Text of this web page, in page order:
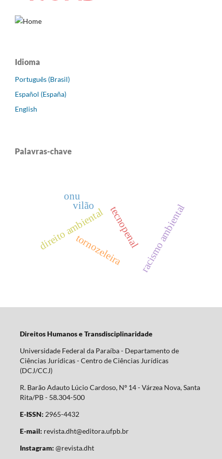
Idioma
Português (Brasil)
Español (España)
English
Palavras-chave
tornozeleira
tecnopenal
vilão
direito ambiental racismo ambiental
onu
Direitos Humanos e Transdisciplinaridade
Universidade Federal da Paraíba - Departamento de
Ciências Jurídicas - Centro de Ciências Jurídicas
(DCJ/CCJ)
R. Barão Adauto Lúcio Cardoso, Nº 14 - Várzea Nova, Santa
Rita/PB - 58.304-500
E-ISSN: 2965-4432
E-mail: revista.dht@editora.ufpb.br
Instagram: @revista.dht